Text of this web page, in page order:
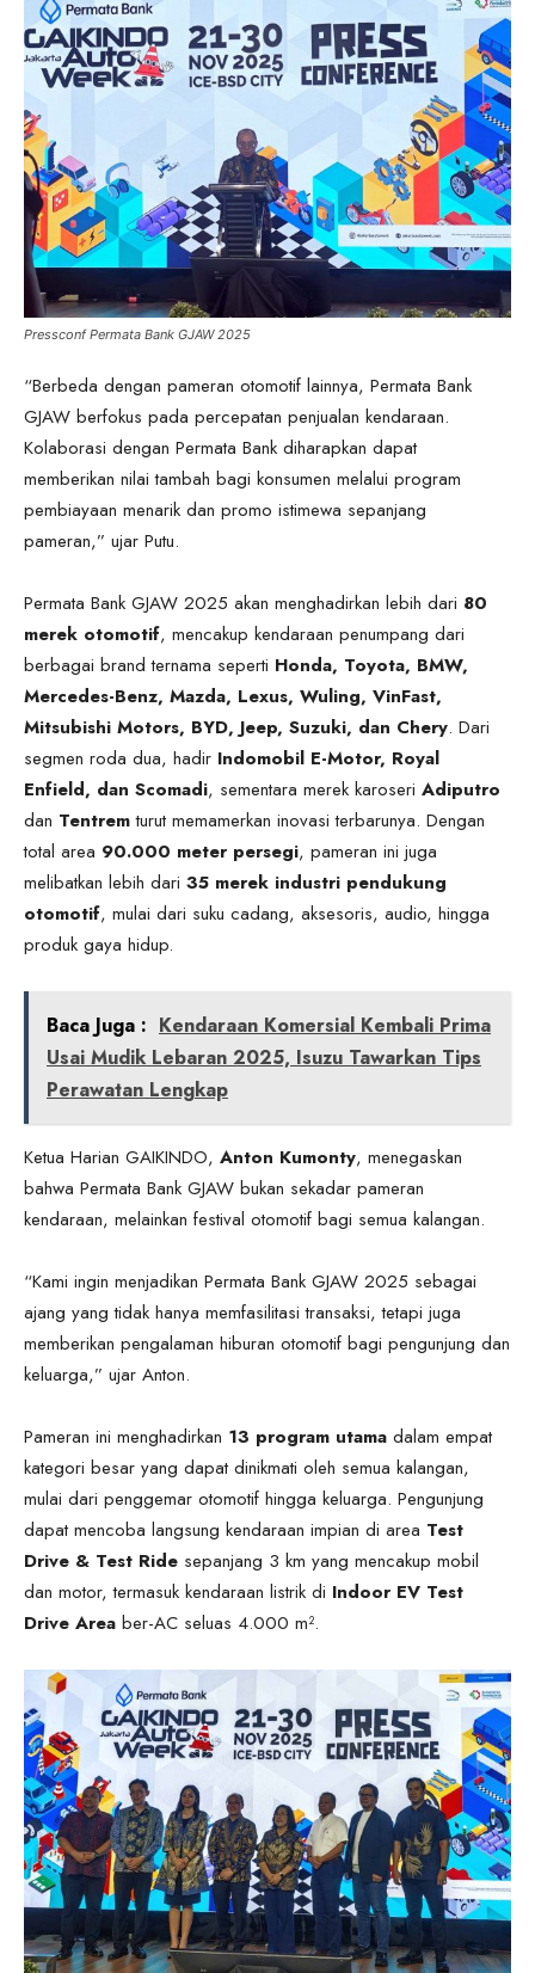
Pressconf Permata Bank GJAW 2025
“Berbeda dengan pameran otomotif lainnya, Permata Bank
GJAW berfokus pada percepatan penjualan kendaraan.
Kolaborasi dengan Permata Bank diharapkan dapat
memberikan nilai tambah bagi konsumen melalui program
pembiayaan menarik dan promo istimewa sepanjang
pameran,” ujar Putu.
Permata Bank GJAW 2025 akan menghadirkan lebih dari 80
merek otomotif, mencakup kendaraan penumpang dari
berbagai brand ternama seperti Honda, Toyota, BMW,
Mercedes-Benz, Mazda, Lexus, Wuling, VinFast,
Mitsubishi Motors, BYD, Jeep, Suzuki, dan Chery. Dari
segmen roda dua, hadir Indomobil E-Motor, Royal
Enfield, dan Scomadi, sementara merek karoseri Adiputro
dan Tentremturut memamerkan inovasi terbarunya. Dengan
total area 90.000 meter persegi, pameran ini juga
melibatkan lebih dari 35 merek industri pendukung
otomotif, mulai dari suku cadang, aksesoris, audio, hingga
produk gaya hidup.
Baca Juga : Kendaraan Komersial Kembali Prima
Usai Mudik Lebaran 2025, Isuzu Tawarkan Tips
Perawatan Lengkap
Ketua Harian GAIKINDO, Anton Kumonty, menegaskan
bahwa Permata Bank GJAW bukan sekadar pameran
kendaraan, melainkan festival otomotif bagi semua kalangan.
“Kami ingin menjadikan Permata Bank GJAW 2025 sebagai
ajang yang tidak hanya memfasilitasi transaksi, tetapi juga
memberikan pengalaman hiburan otomotif bagi pengunjung dan
keluarga,” ujar Anton.
Pameran ini menghadirkan 13 program utama dalam empat
kategori besar yang dapat dinikmati oleh semua kalangan,
mulai dari penggemar otomotif hingga keluarga. Pengunjung
dapat mencoba langsung kendaraan impian di area Test
Drive & Test Ride sepanjang 3 km yang mencakup mobil
dan motor, termasuk kendaraan listrik di Indoor EV Test
Drive Area ber-AC seluas 4.000 m².